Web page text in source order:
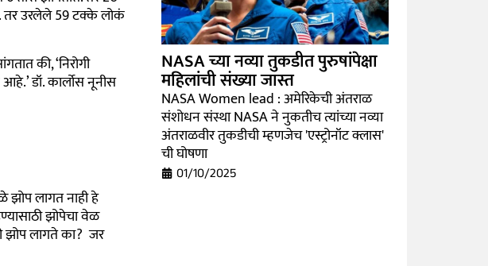
तर उरलेले 59 टक्के लोकं
की, ‘निरोगी
डॉ. कार्लोस नूनीस
झोप लागत नाही हे
झोपेचा वेळ
झोप लागते का? जर
NASA च्या नव्या तुकडीत पुरुषांपेक्षा
महिलांची संख्या जास्त
NASA Women lead : अमेरिकेची अंतराळ
संशोधन संस्था NASA ने नुकतीच त्यांच्या नव्या
अंतराळवीर तुकडीची म्हणजेच 'एस्ट्रोनॉट क्लास'
ची घोषणा
01/10/2025